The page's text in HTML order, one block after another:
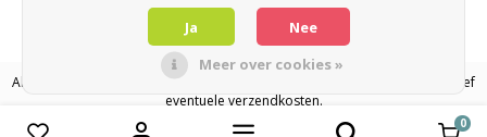
0
Alle consumentenprijzen zijn inclusief BTW en andere heffingen en exclusief
eventuele verzendkosten.
Vergelijk producten 0
Ja
Nee
Meer over cookies »